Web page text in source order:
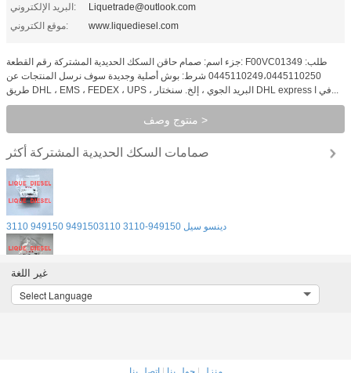
البريد الإلكتروني:
Liquetrade@outlook.com
موقع الكتروني:
www.liquediesel.com
جزء اسم: صمام حاقن السكك الحديدية المشتركة رقم القطعة: F00VC01349 طلب:
0445110249،0445110250 شرط: بوش أصلية وجديدة سوف نرسل المنتجات عن
طريق DHL ، EMS ، FEDEX ، UPS ، البريد الجوي ، إلخ. سنختار DHL express في ا...
منتوج وصف >
صمامات السكك الحديدية المشتركة
دينسو سيل 949150-3110 9491503110 949150 3110
غير اللغة
Select Language